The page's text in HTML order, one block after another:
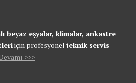
beyaz eşyalar, klimalar, ankastre
için profesyonel teknik servis
>>>